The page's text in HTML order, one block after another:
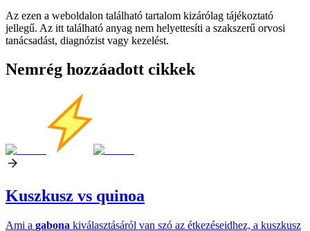
Az ezen a weboldalon található tartalom kizárólag tájékoztató
jellegű. Az itt található anyag nem helyettesíti a szakszerű orvosi
tanácsadást, diagnózist vagy kezelést.
Nemrég hozzáadott cikkek
Kuszkusz vs quinoa
Ami a gabona kiválasztásáról van szó az étkezéseidhez, a kuszkusz